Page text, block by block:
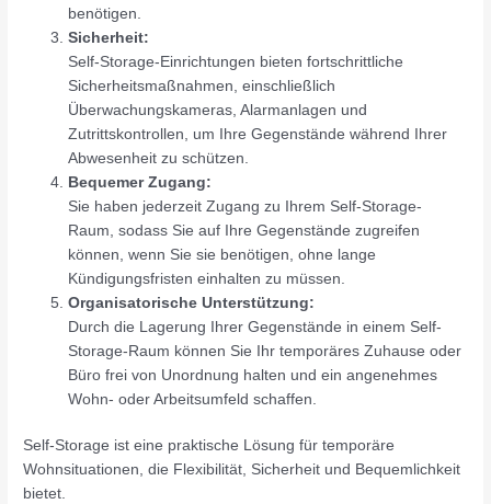
benötigen.
Sicherheit:
Self-Storage-Einrichtungen bieten fortschrittliche
Sicherheitsmaßnahmen, einschließlich
Überwachungskameras, Alarmanlagen und
Zutrittskontrollen, um Ihre Gegenstände während Ihrer
Abwesenheit zu schützen.
Bequemer Zugang:
Sie haben jederzeit Zugang zu Ihrem Self-Storage-
Raum, sodass Sie auf Ihre Gegenstände zugreifen
können, wenn Sie sie benötigen, ohne lange
Kündigungsfristen einhalten zu müssen.
Organisatorische Unterstützung:
Durch die Lagerung Ihrer Gegenstände in einem Self-
Storage-Raum können Sie Ihr temporäres Zuhause oder
Büro frei von Unordnung halten und ein angenehmes
Wohn- oder Arbeitsumfeld schaffen.
Self-Storage ist eine praktische Lösung für temporäre
Wohnsituationen, die Flexibilität, Sicherheit und Bequemlichkeit
bietet.